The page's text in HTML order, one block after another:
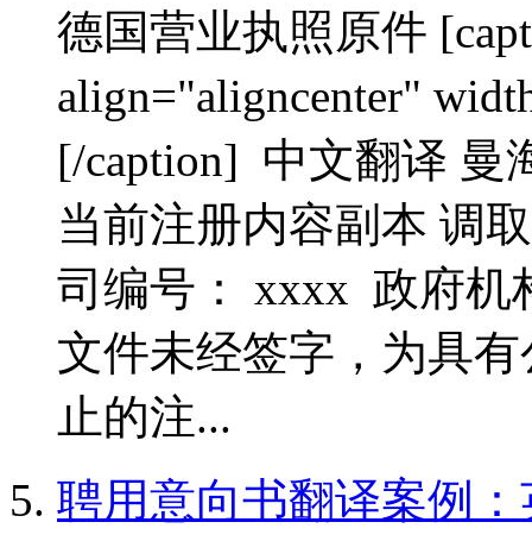
德国营业执照原件
align="aligncenter"
[/caption] 中文翻译 曼
当前注册内容副本 调
司编号： xxxx 政府机
文件未经签字，为具
止的注...
聘用意向书翻译案例